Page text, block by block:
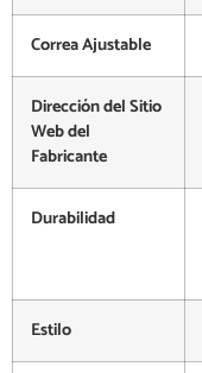
Correa Ajustable
Dirección del Sitio
Web del
Fabricante
Durabilidad
Estilo